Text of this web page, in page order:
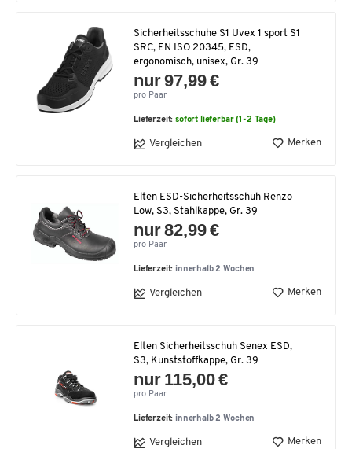
Sicherheitsschuhe S1 Uvex 1 sport S1
SRC, EN ISO 20345, ESD,
ergonomisch, unisex, Gr. 39
nur 97,99 €
pro Paar
Lieferzeit:sofort lieferbar (1-2 Tage)
Vergleichen Merken
Elten ESD-Sicherheitsschuh Renzo
Low, S3, Stahlkappe, Gr. 39
nur 82,99 €
pro Paar
Lieferzeit: innerhalb 2 Wochen
Vergleichen Merken
Elten Sicherheitsschuh Senex ESD,
S3, Kunststoffkappe, Gr. 39
nur 115,00 €
pro Paar
Lieferzeit: innerhalb 2 Wochen
Vergleichen Merken